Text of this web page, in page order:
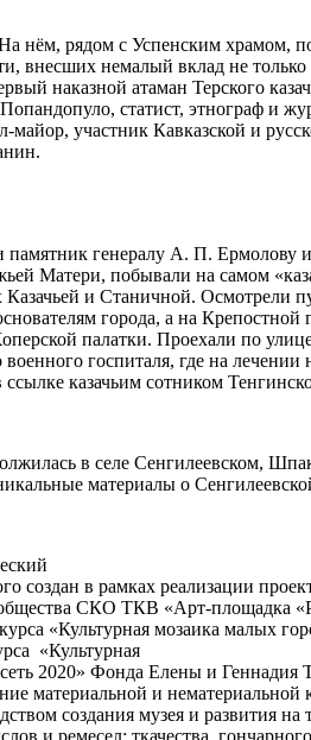
нём, рядом с Успенским храмом,
внесших немалый вклад не
наказной атаман Терского
статист, этнограф и
майор, участник Кавказской и
памятник генералу А. П. Ермолову
Матери, побывали на самом
и Станичной. Осмотрели
города, а на
палатки. Проехали по
военного госпиталя, где на
казачьим сотником
в селе Сенгилеевском,
материалы о
создан в рамках реализации
общества СКО ТКВ «Арт-площадка
«Культурная мозаика малых
«Культурная
сеть 2020» Фонда Елены и Геннадия
материальной и нематериальной
создания музея и развития на
и ремесел: ткачества,